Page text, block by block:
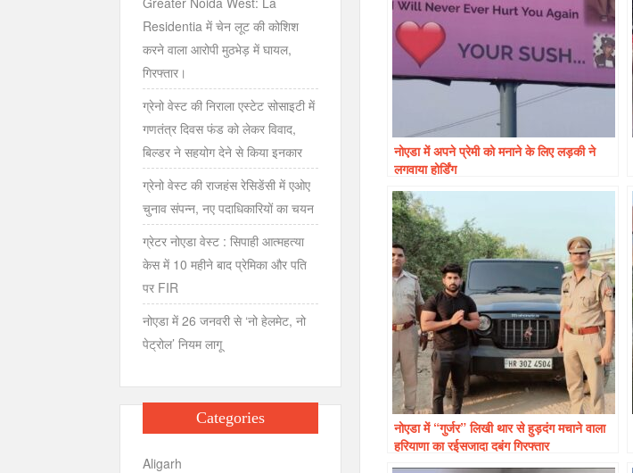
नोएडा में अपने प्रेमी को मनाने के लिए लड़की ने
लगवाया होर्डिंग
नोएडा में “गुर्जर” लिखी थार से हुड़दंग मचाने वाला
हरियाणा का रईसजादा दबंग गिरफ्तार
Residentia में चेन लूट की कोशिश
करने वाला आरोपी मुठभेड़ में घायल,
गिरफ्तार।
ग्रेनो वेस्ट की निराला एस्टेट सोसाइटी में
गणतंत्र दिवस फंड को लेकर विवाद,
बिल्डर ने सहयोग देने से किया इनकार
ग्रेनो वेस्ट की राजहंस रेसिडेंसी में एओए
चुनाव संपन्न, नए पदाधिकारियों का चयन
ग्रेटर नोएडा वेस्ट : सिपाही आत्महत्या
केस में 10 महीने बाद प्रेमिका और पति
पर FIR
नोएडा में 26 जनवरी से ‘नो हेलमेट, नो
पेट्रोल’ नियम लागू
Categories
Aligarh